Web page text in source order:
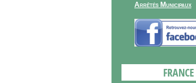
Arrêtés Municipaux